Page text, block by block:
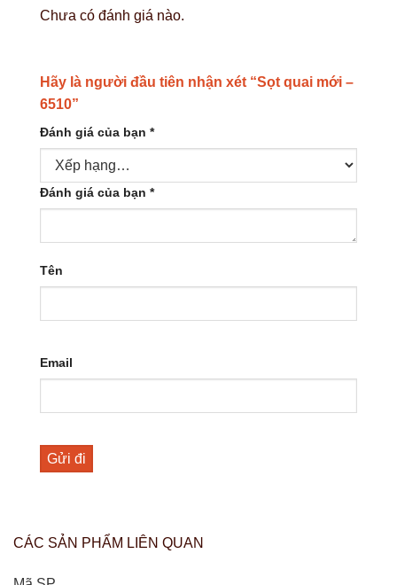
Chưa có đánh giá nào.
Hãy là người đầu tiên nhận xét “Sọt quai mới –
6510”
Đánh giá của bạn *
Đánh giá của bạn *
Tên
Email
CÁC SẢN PHẨM LIÊN QUAN